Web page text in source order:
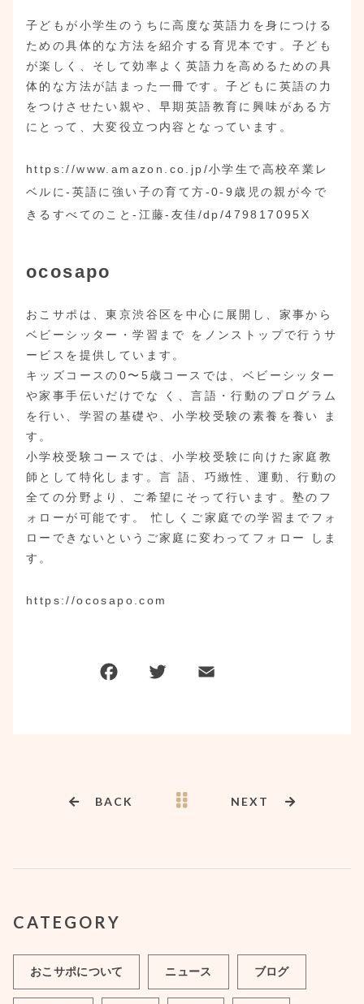
子どもが小学生のうちに高度な英語力を身につける
ための具体的な方法を紹介する育児本です。子ども
が楽しく、そして効率よく英語力を高めるための具
体的な方法が詰まった一冊です。子どもに英語の力
をつけさせたい親や、早期英語教育に興味がある方
にとって、大変役立つ内容となっています。
https://www.amazon.co.jp/小学生で高校卒業レ
ベルに-英語に強い子の育て方-0-9歳児の親が今で
きるすべてのこと-江藤-友佳/dp/479817095X
ocosapo
おこサポは、東京渋谷区を中心に展開し、家事から
ベビーシッター・学習まで をノンストップで行うサ
ービスを提供しています。
キッズコースの0〜5歳コースでは、ベビーシッター
や家事手伝いだけでな く、言語・行動のプログラム
を行い、学習の基礎や、小学校受験の素養を養い ま
す。
小学校受験コースでは、小学校受験に向けた家庭教
師として特化します。言 語、巧緻性、運動、行動の
全ての分野より、ご希望にそって行います。塾のフ
ォローが可能です。 忙しくご家庭での学習までフォ
ローできないというご家庭に変わってフォロー しま
す。
https://ocosapo.com
BACK NEXT
CATEGORY
おこサポについて ニュース ブログ